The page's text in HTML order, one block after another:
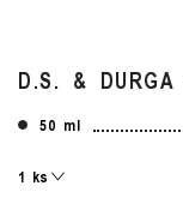
D.S. & DURGA
50 ml